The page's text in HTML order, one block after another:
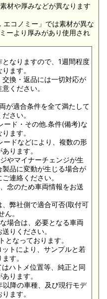
材や厚みなどが異なります
エコノミー」では素材が異な
ーより厚みがあり使用され
なりますので、1週間程度
ます。
交換・返品には一切対応が
ください。
が適合条件を全て満たして
さい。
ード・その他.条件(備考)な
ます。
ードなどにより、複数の形
ります。
やマイナーチェンジが生
製品に変動が生じる場合が
連絡ください。
念のため車両情報をお送
弊社側で適合可否(取付可
。
場合は、必要となる車両
りください。
となっております。
トにより、サンプルと若
す。
ハトメ位置等、純正と同
ります。
降の車種、及び現行モデ
ます。